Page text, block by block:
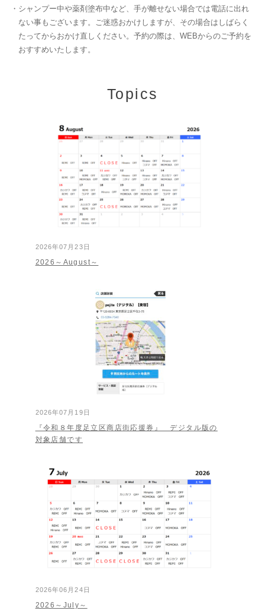
・シャンプー中や薬剤塗布中など、手が離せない場合では電話に出れ
ない事もございます。ご迷惑おかけしますが、その場合はしばらく
たってからおかけ直しください。予約の際は、WEBからのご予約を
おすすめいたします。
Topics
2026年07月23日
2026～August～
2026年07月19日
『令和８年度足立区商店街応援券』 デジタル版の
対象店舗です
2026年06月24日
2026～July～